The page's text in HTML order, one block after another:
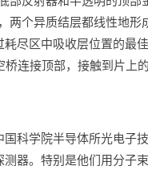
两个异质结层都线性地
耗尽区中吸收层位置的最
桥连接顶部，接触到片上
学院半导体所光电子技
器。特别是他们用分子